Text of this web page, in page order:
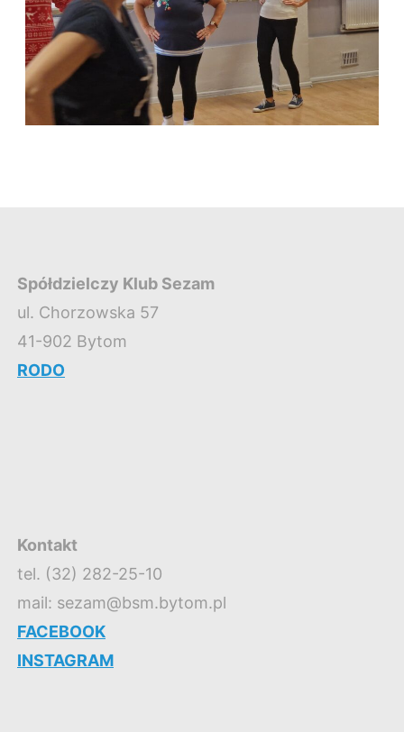
Spółdzielczy Klub Sezam
ul. Chorzowska 57
41-902 Bytom
RODO
Kontakt
tel. (32) 282-25-10
mail: sezam@bsm.bytom.pl
FACEBOOK
INSTAGRAM